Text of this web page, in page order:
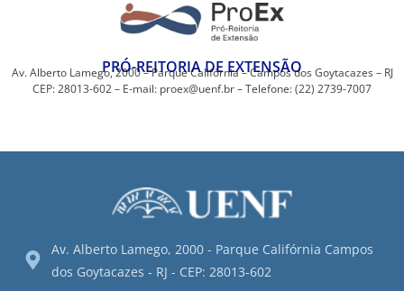
PRÓ-REITORIA DE EXTENSÃO
Av. Alberto Lamego, 2000 – Parque Califórnia – Campos dos Goytacazes – RJ
CEP: 28013-602 – E-mail: proex@uenf.br – Telefone: (22) 2739-7007
Av. Alberto Lamego, 2000 - Parque Califórnia Campos
dos Goytacazes - RJ - CEP: 28013-602